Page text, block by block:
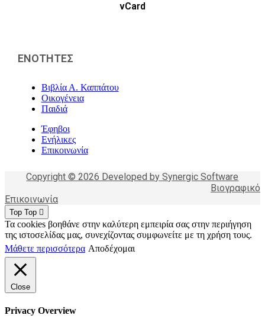
vCard
ΕΝΟΤΗΤΕΣ
Βιβλία Α. Καππάτου
Οικογένεια
Παιδιά
Έφηβοι
Ενήλικες
Επικοινωνία
Copyright © 2026 Developed by Synergic Software
Βιογραφικό
Επικοινωνία
Top Top
Τα cookies βοηθάνε στην καλύτερη εμπειρία σας στην περιήγηση
της ιστοσελίδας μας, συνεχίζοντας συμφωνείτε με τη χρήση τους.
Μάθετε περισσότερα Αποδέχομαι
Close
Privacy Overview